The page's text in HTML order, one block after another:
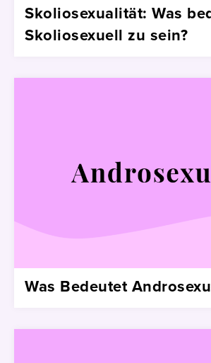
Skoliosexualität: Was
Skoliosexuell zu sein?
Was Bedeutet